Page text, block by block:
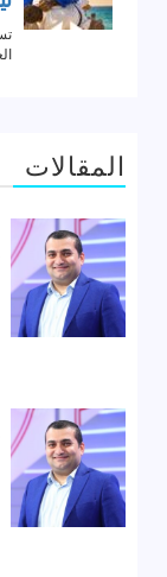
المقالات